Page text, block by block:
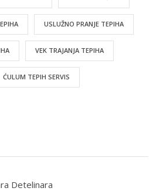
USLUŽNO PRANJE TEPIHA
VEK TRAJANJA TEPIHA
ĆULUM TEPIH SERVIS
Detelinara